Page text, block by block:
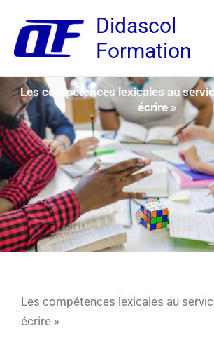
contenu
Didascol
Formation
Les compétences lexicales au
écrire »
Les compétences lexicales au
écrire »